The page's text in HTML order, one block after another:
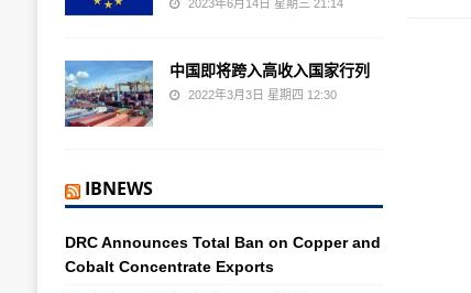
2023年6月14日 星期三 21:14
中国即将跨入高收入国家行列
2022年3月3日 星期四 12:30
IBNEWS
DRC Announces Total Ban on Copper and
Cobalt Concentrate Exports